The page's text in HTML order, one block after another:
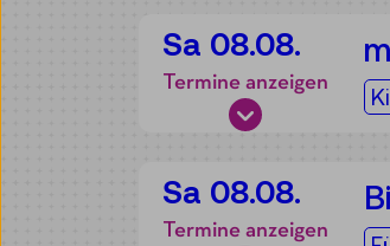
Sa 08.08.
Termine anzeigen
Sa 08.08.
Termine anzeigen